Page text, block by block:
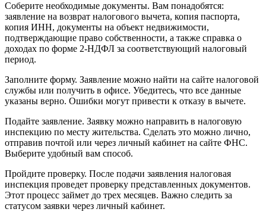
Соберите необходимые документы. Вам понадобятся:
заявление на возврат налогового вычета, копия паспорта,
копия ИНН, документы на объект недвижимости,
подтверждающие право собственности, а также справка о
доходах по форме 2-НДФЛ за соответствующий налоговый
период.
Заполните форму. Заявление можно найти на сайте налоговой
службы или получить в офисе. Убедитесь, что все данные
указаны верно. Ошибки могут привести к отказу в вычете.
Подайте заявление. Заявку можно направить в налоговую
инспекцию по месту жительства. Сделать это можно лично,
отправив почтой или через личный кабинет на сайте ФНС.
Выберите удобный вам способ.
Пройдите проверку. После подачи заявления налоговая
инспекция проведет проверку представленных документов.
Этот процесс займет до трех месяцев. Важно следить за
статусом заявки через личный кабинет.